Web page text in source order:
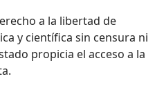
a la libertad de
y científica sin censura ni
propicia el acceso a la